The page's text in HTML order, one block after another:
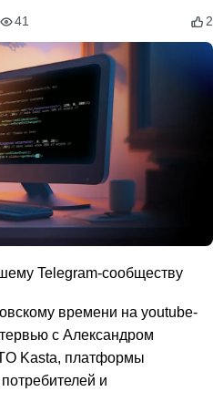
41 2
Telegram-сообществу
времени на youtube-
с Александром
Kasta, платформы
и